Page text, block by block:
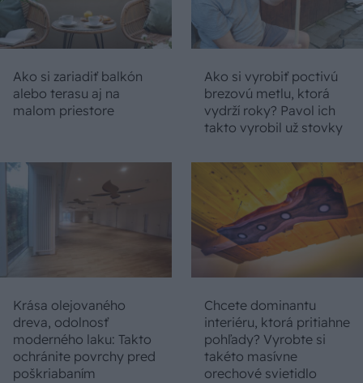
Ako si zariadiť balkón
alebo terasu aj na
malom priestore
Ako si vyrobiť poctivú
brezovú metlu, ktorá
vydrží roky? Pavol ich
takto vyrobil už stovky
Krása olejovaného
dreva, odolnosť
moderného laku: Takto
ochránite povrchy pred
poškriabaním
Chcete dominantu
interiéru, ktorá pritiahne
pohľady? Vyrobte si
takéto masívne
orechové svietidlo